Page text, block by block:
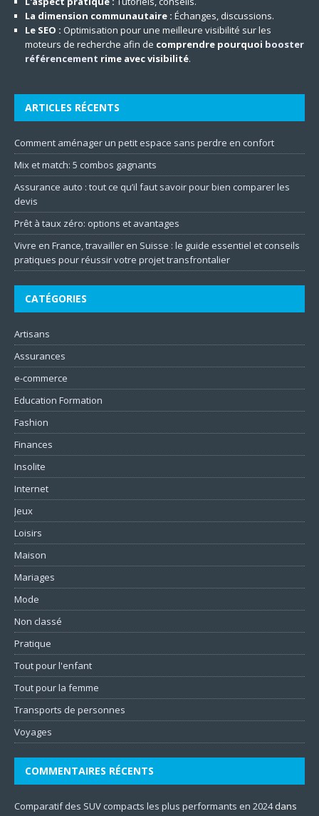
La dimension communautaire : Échanges, discussions.
Le SEO : Optimisation pour une meilleure visibilité sur les
moteurs de recherche afin de comprendre pourquoi booster
référencement rime avec visibilité.
ARTICLES RÉCENTS
Comment aménager un petit espace sans perdre en confort
Mix et match: 5 combos gagnants
Assurance auto : tout ce qu’il faut savoir pour bien comparer les
devis
Prêt à taux zéro: options et avantages
Vivre en France, travailler en Suisse : le guide essentiel et conseils
pratiques pour réussir votre projet transfrontalier
CATÉGORIES
Artisans
Assurances
e-commerce
Education Formation
Fashion
Finances
Insolite
Internet
Jeux
Loisirs
Maison
Mariages
Mode
Non classé
Pratique
Tout pour l'enfant
Tout pour la femme
Transports de personnes
Voyages
COMMENTAIRES RÉCENTS
Comparatif des SUV compacts les plus performants en 2024dans